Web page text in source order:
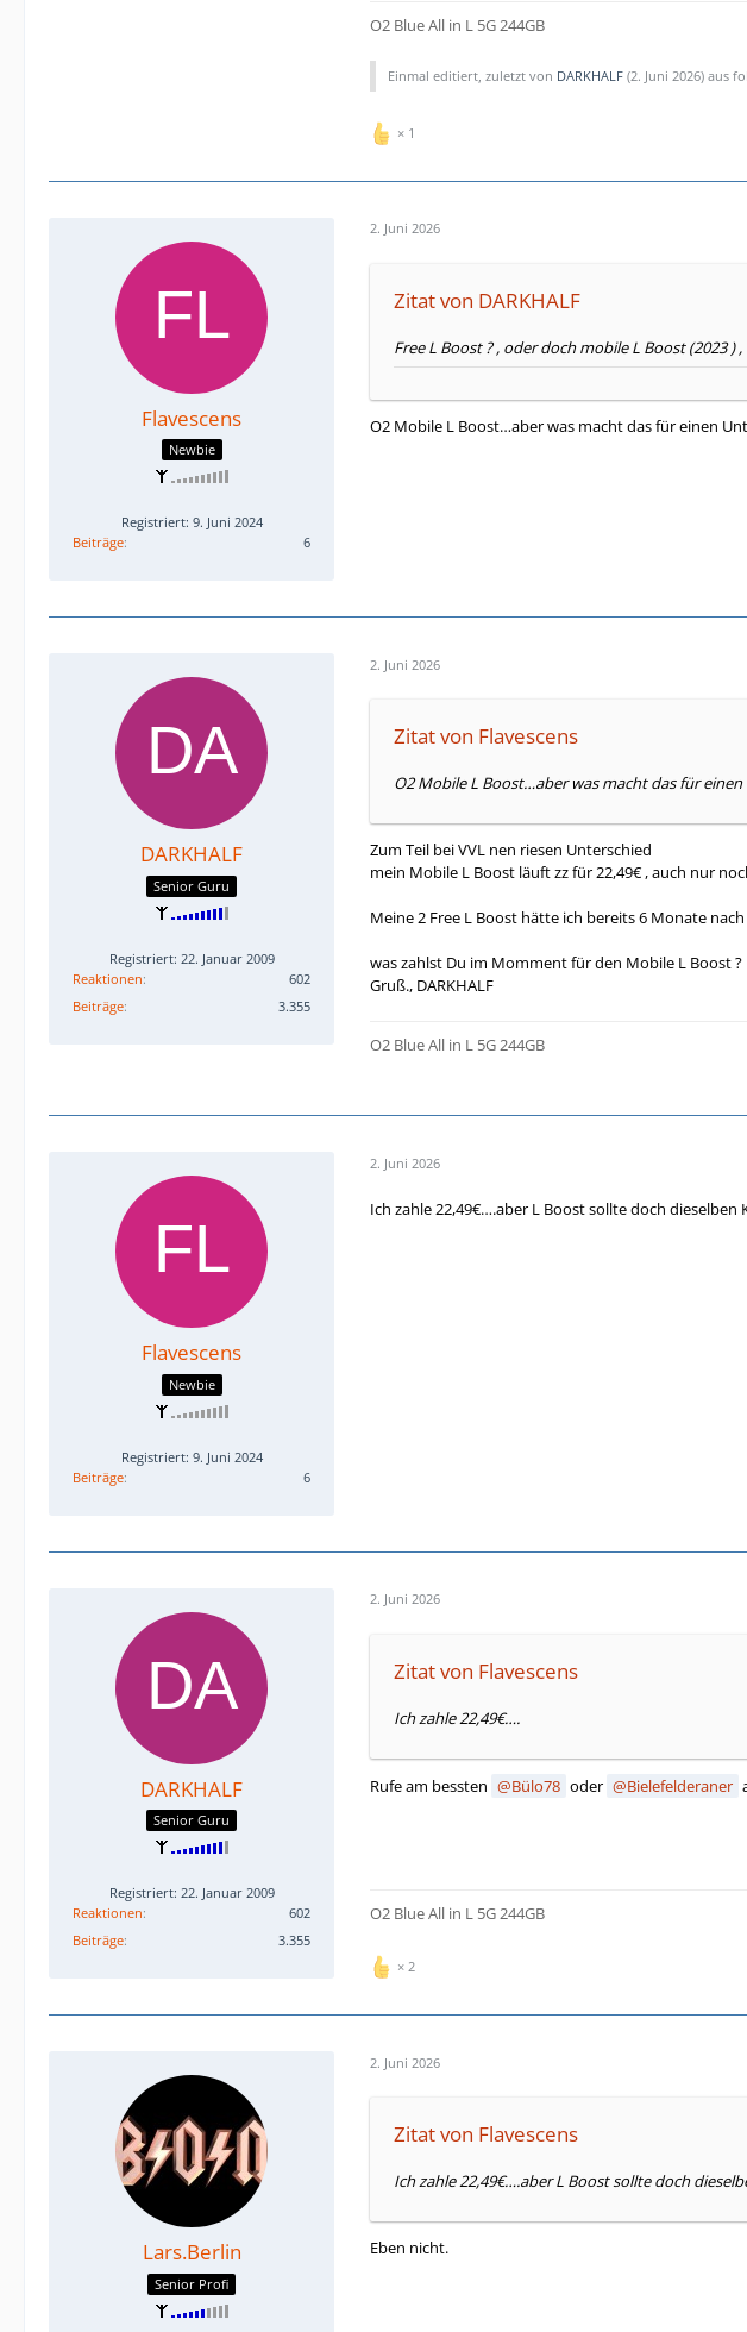
O2 Blue All in L 5G 244GB
Einmal editiert, zuletzt von DARKHALF (2. Juni 2026) aus
1
Flavescens
Newbie
Registriert: 9. Juni 2024
Beiträge
6
2. Juni 2026
Zitat von DARKHALF
Free L Boost ? , oder doch mobile L Boost (2023 )
O2 Mobile L Boost…aber was macht das für einen
DARKHALF
Senior Guru
Registriert: 22. Januar 2009
Reaktionen
602
Beiträge
3.355
2. Juni 2026
Zitat von Flavescens
O2 Mobile L Boost…aber was macht das für einen
Zum Teil bei VVL nen riesen Unterschied
mein Mobile L Boost läuft zz für 22,49€ , auch nur
Meine 2 Free L Boost hätte ich bereits 6 Monate
was zahlst Du im Momment für den Mobile L Boost ?
Gruß., DARKHALF
O2 Blue All in L 5G 244GB
Flavescens
Newbie
Registriert: 9. Juni 2024
Beiträge
6
2. Juni 2026
Ich zahle 22,49€….aber L Boost sollte doch
DARKHALF
Senior Guru
Registriert: 22. Januar 2009
Reaktionen
602
Beiträge
3.355
2. Juni 2026
Zitat von Flavescens
Ich zahle 22,49€….
Rufe am bessten Bülo78 oder Bielefelderaner
O2 Blue All in L 5G 244GB
2
Lars.Berlin
Senior Profi
2. Juni 2026
Zitat von Flavescens
Ich zahle 22,49€….aber L Boost sollte doch
Eben nicht.